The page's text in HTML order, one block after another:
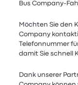
Bus Company-
Möchten Sie den
Company
Telefonnummer
damit Sie schnell
Dank unserer